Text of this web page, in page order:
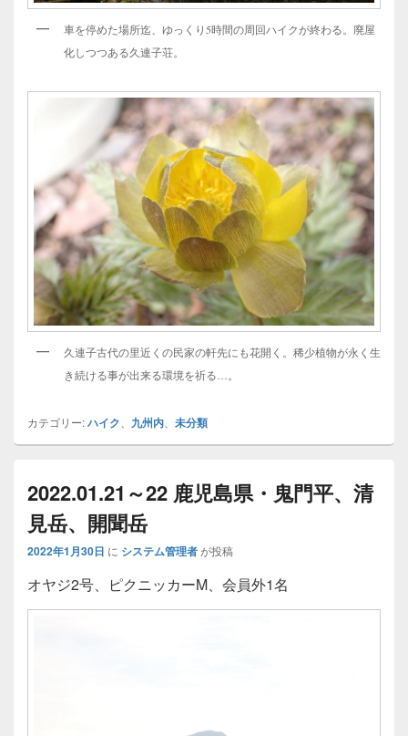
車を停めた場所迄、ゆっくり5時間の周回ハイクが終わる。廃屋
化しつつある久連子荘。
久連子古代の里近くの民家の軒先にも花開く。稀少植物が永く生
き続ける事が出来る環境を祈る…。
カテゴリー:ハイク 九州内 未分類
2022.01.21～22 鹿児島県・鬼門平、清
見岳、開聞岳
2022年1月30日 に システム管理者が投稿
オヤジ2号、ピクニッカーM、会員外1名